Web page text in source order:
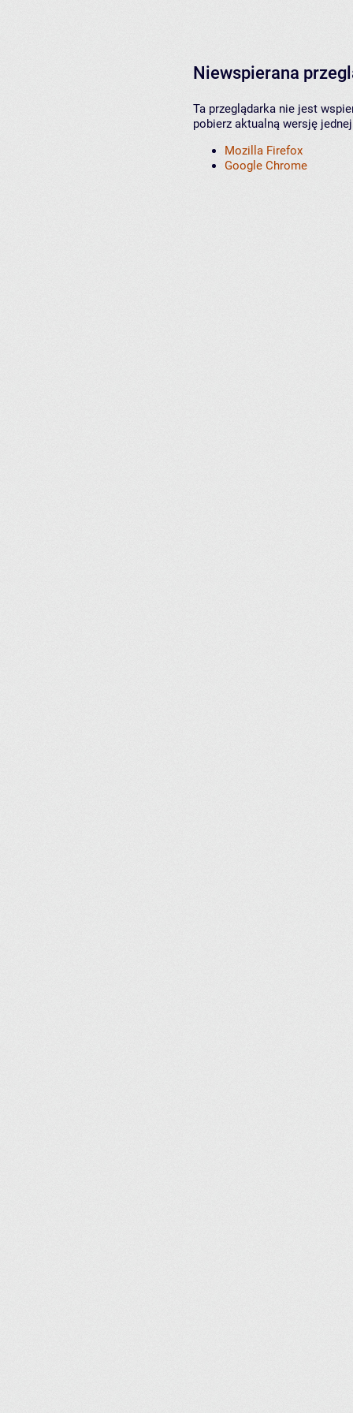
Niewspierana
Ta przeglądarka nie jest
pobierz aktualną wersję
Mozilla Firefox
Google Chrome